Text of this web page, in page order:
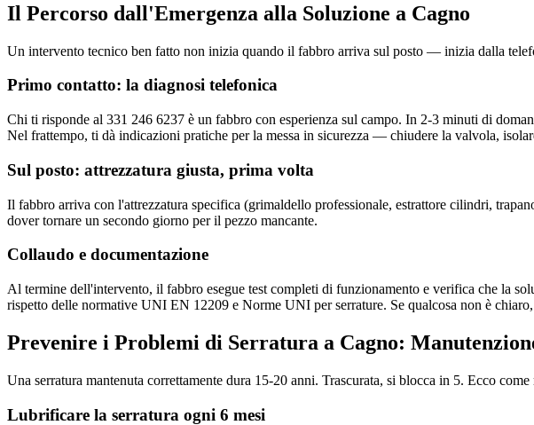
Il Percorso dall'Emergenza alla Soluzione a Cagno
Un intervento tecnico ben fatto non inizia quando il fabbro arriva sul posto — inizia dalla
Primo contatto: la diagnosi telefonica
Chi ti risponde al 331 246 6237 è un fabbro con esperienza sul campo. In 2-3 minuti di
Nel frattempo, ti dà indicazioni pratiche per la messa in sicurezza — chiudere la valvola,
Sul posto: attrezzatura giusta, prima volta
Il fabbro arriva con l'attrezzatura specifica (grimaldello professionale, estrattore cilindri,
dover tornare un secondo giorno per il pezzo mancante.
Collaudo e documentazione
Al termine dell'intervento, il fabbro esegue test completi di funzionamento e verifica che la
rispetto delle normative UNI EN 12209 e Norme UNI per serrature. Se qualcosa non è
Prevenire i Problemi di Serratura a Cagno:
Una serratura mantenuta correttamente dura 15-20 anni. Trascurata, si blocca in 5. Ecco
Lubrificare la serratura ogni 6 mesi